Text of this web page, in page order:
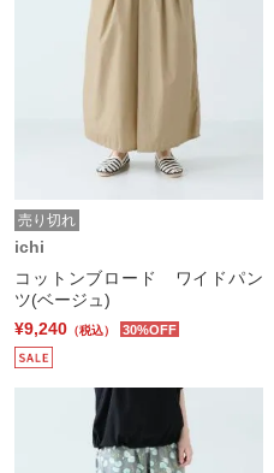
売り切れ
ichi
コットンブロード ワイドパン
ツ(ベージュ)
¥9,240 （税込） 30%OFF